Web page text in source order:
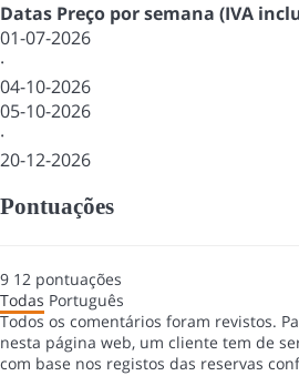
Datas Preço por semana (IVA
01-07-2026
·
04-10-2026
05-10-2026
·
20-12-2026
Pontuações
9 12 pontuações
Todas Português
Todos os comentários foram revistos.
nesta página web, um cliente tem de
com base nos registos das reservas